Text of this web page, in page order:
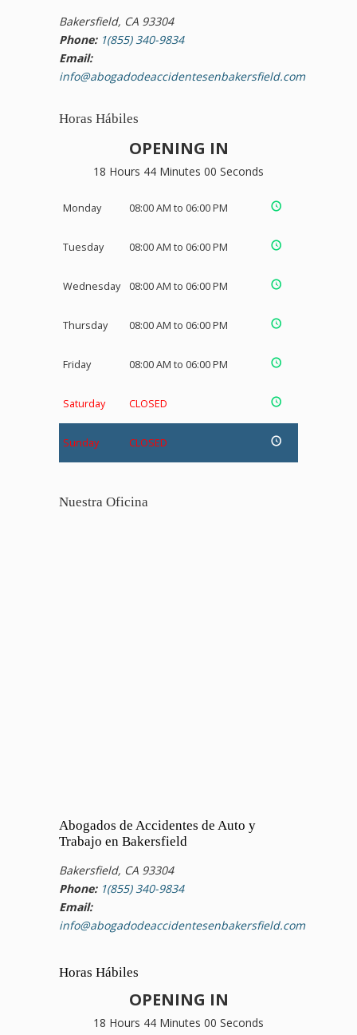
Bakersfield, CA 93304
Phone: 1(855) 340-9834
Email:
info@abogadodeaccidentesenbakersfield.com
Horas Hábiles
OPENING IN
18 Hours 43 Minutes 59 Seconds
Monday 08:00 AM to 06:00 PM
Tuesday 08:00 AM to 06:00 PM
Wednesday 08:00 AM to 06:00 PM
Thursday 08:00 AM to 06:00 PM
Friday 08:00 AM to 06:00 PM
Saturday CLOSED
Sunday CLOSED
Nuestra Oficina
Abogados de Accidentes de Auto y
Trabajo en Bakersfield
Bakersfield, CA 93304
Phone: 1(855) 340-9834
Email:
info@abogadodeaccidentesenbakersfield.com
Horas Hábiles
OPENING IN
18 Hours 43 Minutes 59 Seconds